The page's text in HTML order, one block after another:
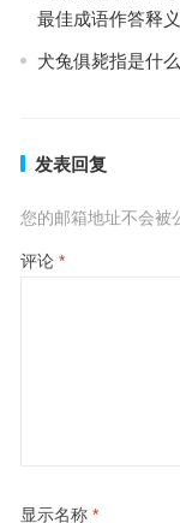
最佳成语作答释义
犬兔俱毙指是什
发表回复
您的邮箱地址不会被
评论 *
显示名称 *